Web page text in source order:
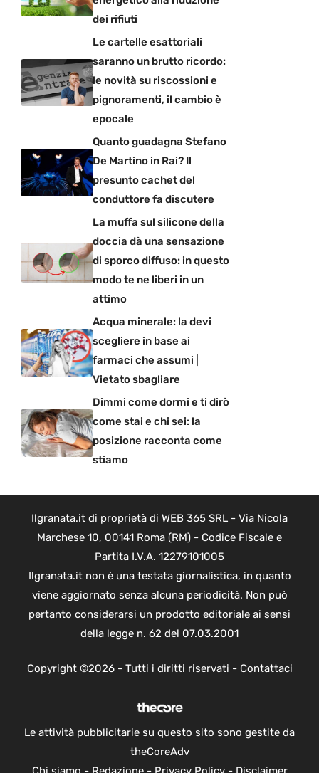
dei rifiuti
Le cartelle esattoriali
saranno un brutto ricordo:
le novità su riscossioni e
pignoramenti, il cambio è
epocale
Quanto guadagna Stefano
De Martino in Rai? Il
presunto cachet del
conduttore fa discutere
La muffa sul silicone della
doccia dà una sensazione
di sporco diffuso: in questo
modo te ne liberi in un
attimo
Acqua minerale: la devi
scegliere in base ai
farmaci che assumi |
Vietato sbagliare
Dimmi come dormi e ti dirò
come stai e chi sei: la
posizione racconta come
stiamo
Ilgranata.it di proprietà di WEB 365 SRL - Via Nicola
Marchese 10, 00141 Roma (RM) - Codice Fiscale e
Partita I.V.A. 12279101005
Ilgranata.it non è una testata giornalistica, in quanto
viene aggiornato senza alcuna periodicità. Non può
pertanto considerarsi un prodotto editoriale ai sensi
della legge n. 62 del 07.03.2001
Copyright ©2026 - Tutti i diritti riservati - Contattaci
Le attività pubblicitarie su questo sito sono gestite da
theCoreAdv